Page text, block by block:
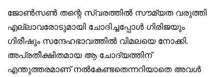
ജോൺസൺ തന്റെ സ്വരത്തിൽ സൗമ്യത വരുത്തി
എല്ലാവരോടുമായി ചോദിച്ചപ്പോൾ ഗിരിജയും
ഗിരീഷും സന്ദേഹഭാവത്തിൽ വിമലയെ നോക്കി.
അപ്രതീക്ഷിതമായ ആ ചോദ്യത്തിന്
എന്തുത്തരമാണ് നൽകേണ്ടതെന്നറിയാതെ അവൾ